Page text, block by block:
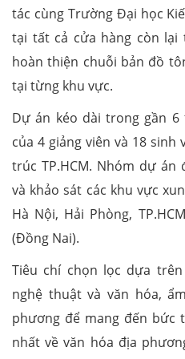
tác cùng Trường Đại học
tại tất cả cửa hàng còn
hoàn thiện chuỗi bản đồ
tại từng khu vực.
Dự án kéo dài trong gần
của 4 giảng viên và 18
trúc TP.HCM. Nhóm dự
và khảo sát các khu vực
Hà Nội, Hải Phòng,
(Đồng Nai).
Tiêu chí chọn lọc dựa
nghệ thuật và văn hóa,
phương để mang đến bức
nhất về văn hóa địa